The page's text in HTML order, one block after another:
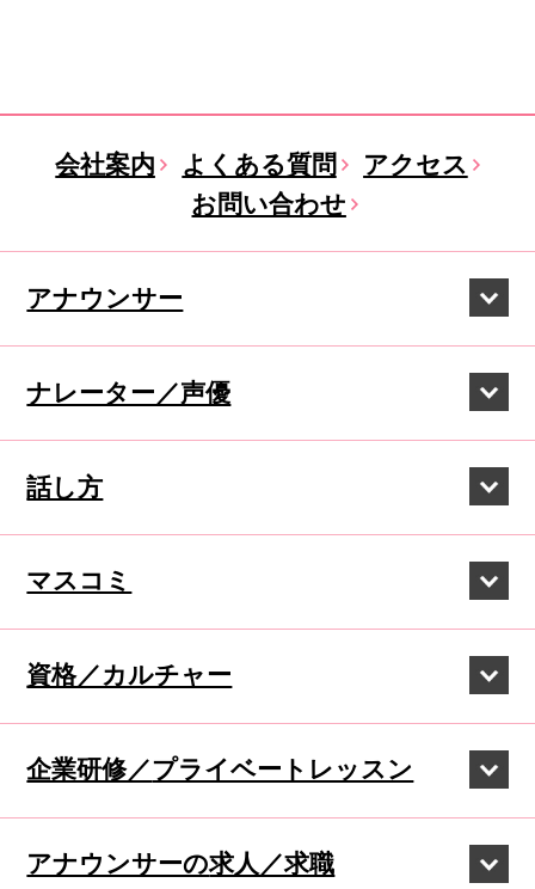
会社案内 よくある質問
アクセス
お問い合わせ
アナウンサー
ナレーター／声優
話し方
マスコミ
資格／カルチャー
企業研修／プライベートレッスン
アナウンサーの求人／求職